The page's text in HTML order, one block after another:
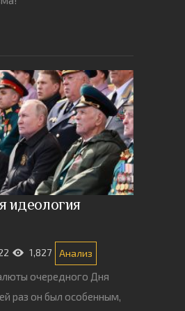
идеология
1,827 Анализ
очередного Дня
раз он был особенным,